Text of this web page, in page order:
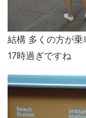
結構 多くの方が
17時過ぎですね